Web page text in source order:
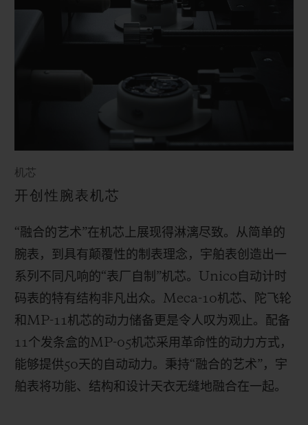
机芯
开创性腕表机芯
“融合的艺术”在机芯上展现得淋漓尽致。从简单的
腕表，到具有颠覆性的制表理念，宇舶表创造出一
系列不同凡响的“表厂自制”机芯。 Unico 自动计时
码表的特有结构非凡出众。 Meca-10机芯、陀飞轮
和 MP-11机芯的动力储备更是令人叹为观止。配备
11个发条盒的MP-05机芯采用革命性的动力方式，
能够提供50天的自动动力。秉持“融合的艺术”，宇
舶表将功能、结构和设计天衣无缝地融合在一起。